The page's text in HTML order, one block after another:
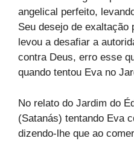
angelical perfeito,
Seu desejo de exaltação
levou a desafiar a
contra Deus, erro esse
quando tentou Eva no
No relato do Jardim do
(Satanás) tentando Eva
dizendo-lhe que ao